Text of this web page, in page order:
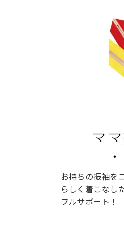
お持ちの振袖を
らしく着こなし
フルサポート！